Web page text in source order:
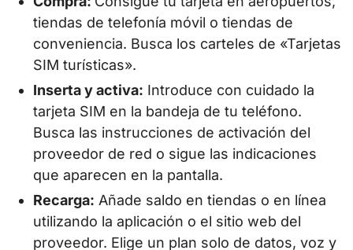
tiendas de telefonía móvil o tiendas de
conveniencia. Busca los carteles de «Tarjetas
SIM turísticas».
Inserta y activa: Introduce con cuidado la
tarjeta SIM en la bandeja de tu teléfono.
Busca las instrucciones de activación del
proveedor de red o sigue las indicaciones
que aparecen en la pantalla.
Recarga: Añade saldo en tiendas o en línea
utilizando la aplicación o el sitio web del
proveedor. Elige un plan solo de datos, voz y